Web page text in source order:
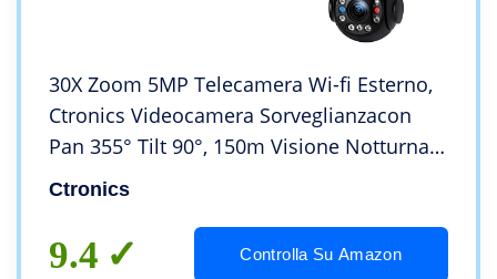
30X Zoom 5MP Telecamera Wi-fi Esterno,
Ctronics Videocamera Sorveglianzacon
Pan 355° Tilt 90°, 150m Visione Notturna,
Auto Tracking, Rilevazione Umana, Allarme
Ctronics
9.4 Controlla Su Amazon